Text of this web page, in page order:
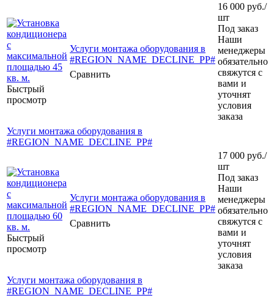
Быстрый
просмотр
Услуги монтажа оборудования в
#REGION_NAME_DECLINE_PP#
Сравнить
16 000 руб./
шт
Под заказ
Наши
менеджеры
обязательно
свяжутся с
вами и
уточнят
условия
заказа
Услуги монтажа оборудования в
#REGION_NAME_DECLINE_PP#
Быстрый
просмотр
Услуги монтажа оборудования в
#REGION_NAME_DECLINE_PP#
Сравнить
17 000 руб./
шт
Под заказ
Наши
менеджеры
обязательно
свяжутся с
вами и
уточнят
условия
заказа
Услуги монтажа оборудования в
#REGION_NAME_DECLINE_PP#